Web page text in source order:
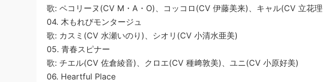
歌: ペコリーヌ(CV M・A・O)、コッコロ(CV 伊藤美来)、キャル(CV 立花
04. 木もれびモンタージュ
歌: カスミ(CV 水瀬いのり)、シオリ(CV 小清水亜美)
05. 青春スピナー
歌: チエル(CV 佐倉綾音)、クロエ(CV 種﨑敦美)、ユニ(CV 小原好美)
06. Heartful Place